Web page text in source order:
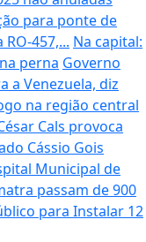
para ponte de
457,... Na capital:
perna Governo
a Venezuela, diz
na região central
Cals provoca
Cássio Gois
Municipal de
passam de 900
para Instalar 12